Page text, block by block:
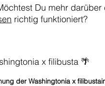
Du mehr darüber
richtig funktioniert?
x filibusta 🌴
der Washingtonia x